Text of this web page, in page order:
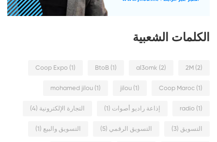
الكلمات الشعبية
2M (2)
al3omk (2)
BtoB (1)
Coop Expo (1)
Coop Maroc (1)
jilou (1)
mohamed jilou (1)
radio (1) إذاعة راديو أصوات (1) التجارة الإلكترونية (4)
التسويق (3) التسويق الرقمي (5) التسويق والبيع (1)